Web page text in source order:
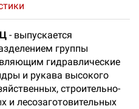
- выпускается
группы
гидравлические
и рукава высокого
строительно-
лесозаготовительных